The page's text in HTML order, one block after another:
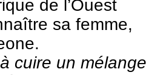
de l’Ouest
sa femme,
cuire un mélange